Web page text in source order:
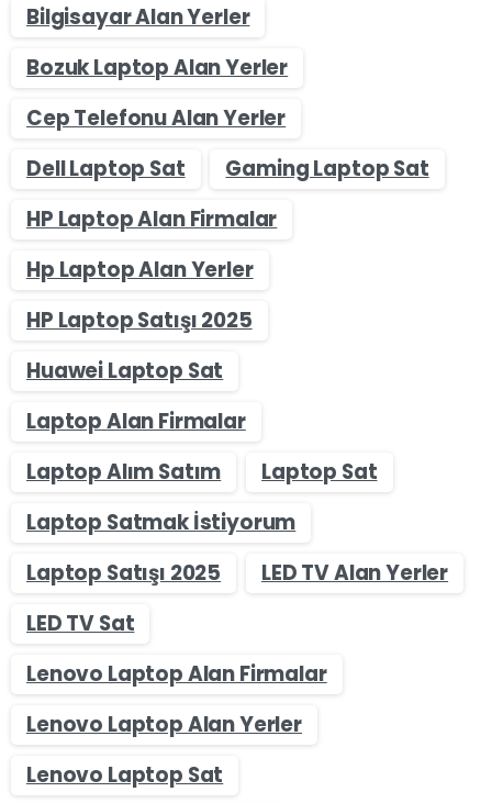
Bilgisayar Alan Yerler
Bozuk Laptop Alan Yerler
Cep Telefonu Alan Yerler
Dell Laptop Sat
Gaming Laptop Sat
HP Laptop Alan Firmalar
Hp Laptop Alan Yerler
HP Laptop Satışı 2025
Huawei Laptop Sat
Laptop Alan Firmalar
Laptop Alım Satım
Laptop Sat
Laptop Satmak İstiyorum
Laptop Satışı 2025
LED TV Alan Yerler
LED TV Sat
Lenovo Laptop Alan Firmalar
Lenovo Laptop Alan Yerler
Lenovo Laptop Sat